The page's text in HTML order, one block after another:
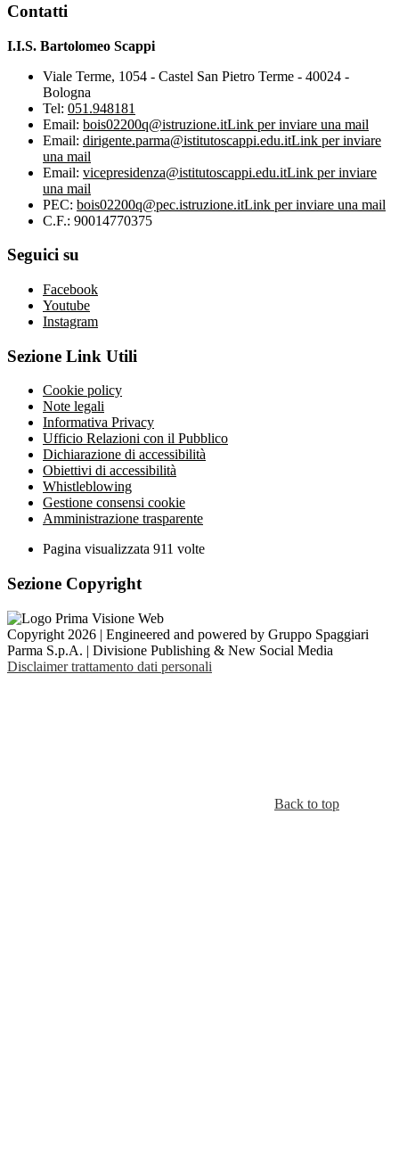
Contatti
I.I.S. Bartolomeo Scappi
Viale Terme, 1054 - Castel San Pietro Terme - 40024 -
Bologna
Tel: 051.948181
Email: bois02200q@istruzione.itLink per inviare una mail
Email: dirigente.parma@istitutoscappi.edu.itLink per inviare
una mail
Email: vicepresidenza@istitutoscappi.edu.itLink per inviare
una mail
PEC: bois02200q@pec.istruzione.itLink per inviare una mail
C.F.: 90014770375
Seguici su
Facebook
Youtube
Instagram
Sezione Link Utili
Cookie policy
Note legali
Informativa Privacy
Ufficio Relazioni con il Pubblico
Dichiarazione di accessibilità
Obiettivi di accessibilità
Whistleblowing
Gestione consensi cookie
Amministrazione trasparente
Pagina visualizzata 911 volte
Sezione Copyright
Copyright 2026 | Engineered and powered by Gruppo Spaggiari
Parma S.p.A. | Divisione Publishing & New Social Media
Disclaimer trattamento dati personali
Back to top